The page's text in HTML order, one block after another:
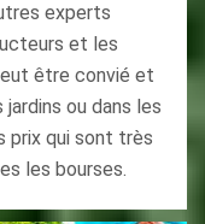
experts
et les
être convié et
ou dans les
prix qui sont très
les bourses.